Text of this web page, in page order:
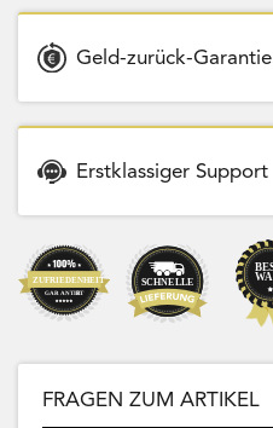
Geld-zurück-Garantie
Erstklassiger Support
FRAGEN ZUM ARTIKEL